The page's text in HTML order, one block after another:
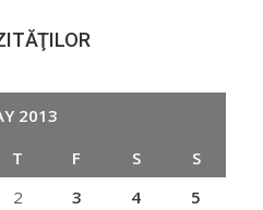
2013
T F S
S
2 3 4
5